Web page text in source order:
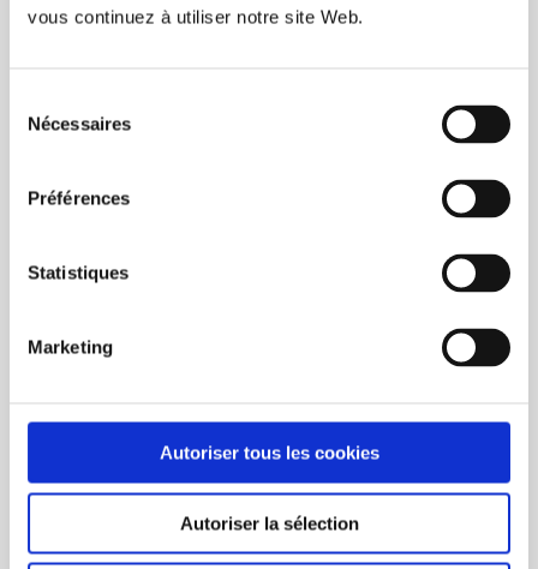
vous continuez à utiliser notre site Web.
Nécessaires
Préférences
Statistiques
Marketing
Autoriser tous les cookies
Autoriser la sélection
EcoShooter 1,5 OZ - 160/Box